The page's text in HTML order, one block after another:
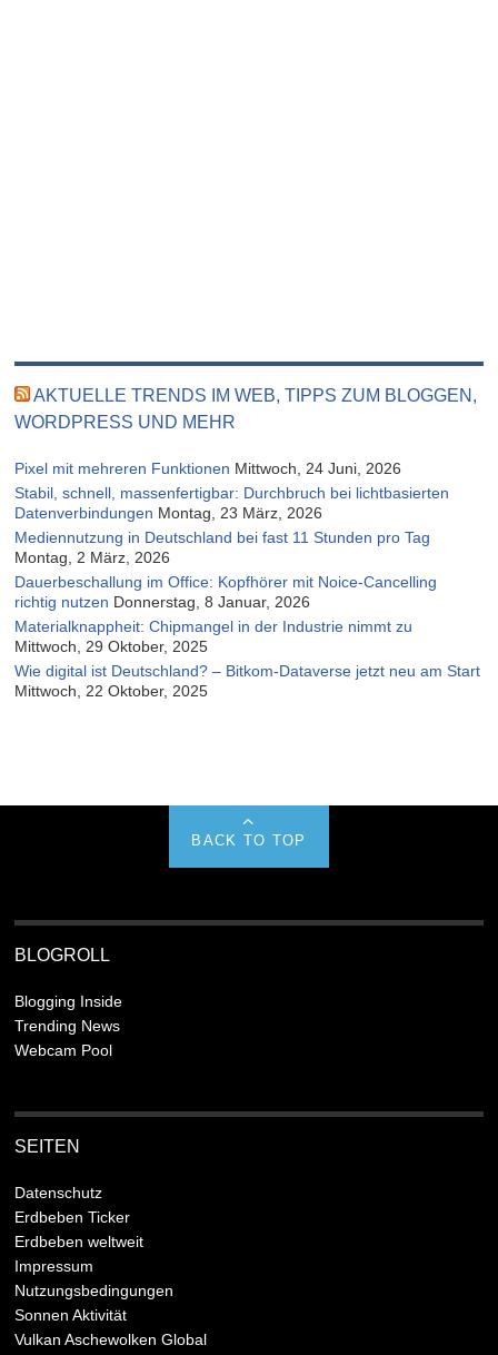
AKTUELLE TRENDS IM WEB, TIPPS ZUM BLOGGEN,
WORDPRESS UND MEHR
Pixel mit mehreren Funktionen Mittwoch, 24 Juni, 2026
Stabil, schnell, massenfertigbar: Durchbruch bei lichtbasierten
Datenverbindungen Montag, 23 März, 2026
Mediennutzung in Deutschland bei fast 11 Stunden pro Tag
Montag, 2 März, 2026
Dauerbeschallung im Office: Kopfhörer mit Noice-Cancelling
richtig nutzen Donnerstag, 8 Januar, 2026
Materialknappheit: Chipmangel in der Industrie nimmt zu
Mittwoch, 29 Oktober, 2025
Wie digital ist Deutschland? – Bitkom-Dataverse jetzt neu am Start
Mittwoch, 22 Oktober, 2025
BACK TO TOP
BLOGROLL
Blogging Inside
Trending News
Webcam Pool
SEITEN
Datenschutz
Erdbeben Ticker
Erdbeben weltweit
Impressum
Nutzungsbedingungen
Sonnen Aktivität
Vulkan Aschewolken Global